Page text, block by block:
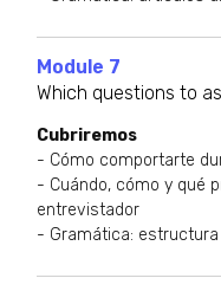
Module 7
Which questions to
Cubriremos
- Cómo comportarte
- Cuándo, cómo y qué
entrevistador
- Gramática: